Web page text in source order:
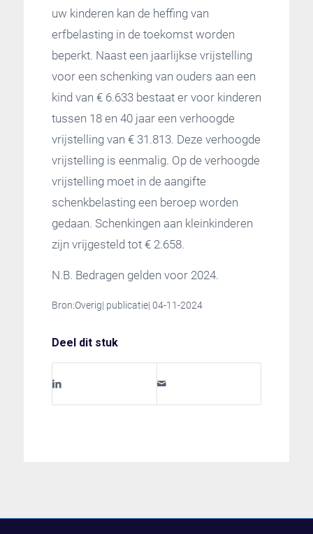
uw kinderen kan de heffing van
erfbelasting in de toekomst worden
beperkt. Naast een jaarlijkse vrijstelling
voor een schenking van ouders aan een
kind van € 6.633 bestaat er voor kinderen
tussen 18 en 40 jaar een verhoogde
vrijstelling van € 31.813. Deze verhoogde
vrijstelling is eenmalig. Op de verhoogde
vrijstelling moet in de aangifte
schenkbelasting een beroep worden
gedaan. Schenkingen aan kleinkinderen
zijn vrijgesteld tot € 2.658.
N.B. Bedragen gelden voor 2024.
Bron:Overig| publicatie| 04-11-2024
Deel dit stuk